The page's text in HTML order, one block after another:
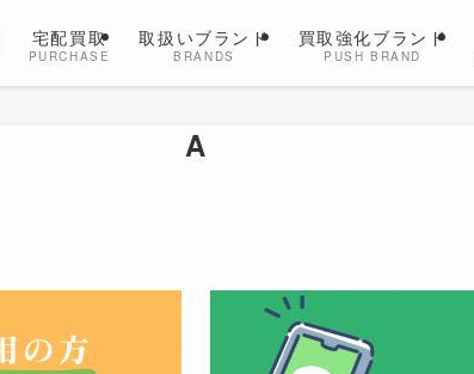
宅配買取
PURCHASE
取扱いブランド
BRANDS
買取強化ブランド
PUSH BRAND
A